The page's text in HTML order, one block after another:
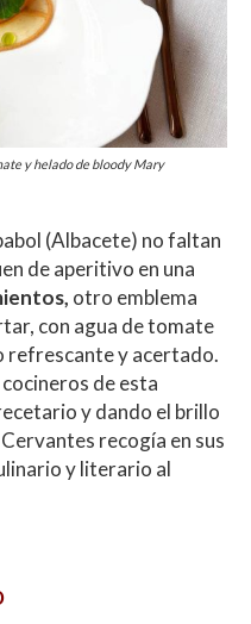
y helado de bloody Mary
(Albacete) no faltan
de aperitivo en una
otro emblema
con agua de tomate
refrescante y acertado.
de esta
y dando el brillo
recogía en sus
y literario al